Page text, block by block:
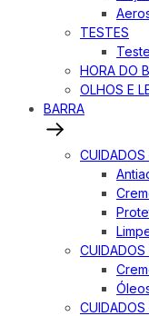
TESTES
HORA DO
OLHOS E
BARRA